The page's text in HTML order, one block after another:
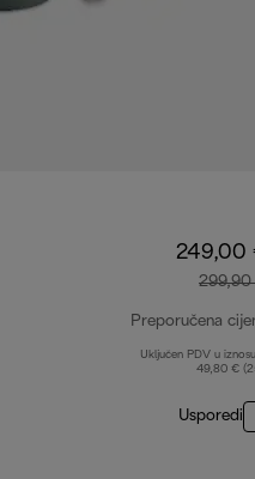
249,00
Preporučena
Uključen PDV u
49,80 €
Usporedi